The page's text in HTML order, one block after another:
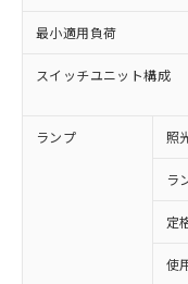
最小適用負荷
スイッチユニット構成
ランプ 照
ラ
定
使
※1 対応状